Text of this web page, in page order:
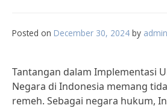
Posted on December 30, 2024 by
Tantangan dalam Implementasi
Negara di Indonesia memang
remeh. Sebagai negara hukum,